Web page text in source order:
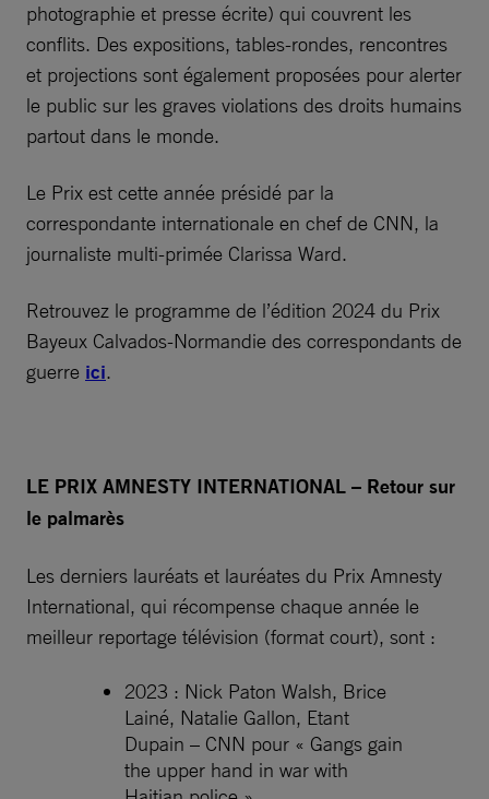
photographie et presse écrite) qui couvrent les
conflits. Des expositions, tables-rondes, rencontres
et projections sont également proposées pour alerter
le public sur les graves violations des droits humains
partout dans le monde.
Le Prix est cette année présidé par la
correspondante internationale en chef de CNN, la
journaliste multi-primée Clarissa Ward.
Retrouvez le programme de l’édition 2024 du Prix
Bayeux Calvados-Normandie des correspondants de
guerre ici.
LE PRIX AMNESTY INTERNATIONAL – Retour sur
le palmarès
Les derniers lauréats et lauréates du Prix Amnesty
International, qui récompense chaque année le
meilleur reportage télévision (format court), sont :
2023 : Nick Paton Walsh, Brice
Lainé, Natalie Gallon, Etant
Dupain – CNN pour « Gangs gain
the upper hand in war with